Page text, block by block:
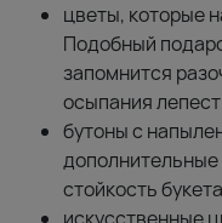
цветы, которые
Подобный
запомнится
осыпания
бутоны с
стойкость